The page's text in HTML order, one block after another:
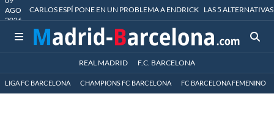
AGO
2026
CARLOS ESPÍ PONE EN UN PROBLEMA A ENDRICK LAS 5
REAL MADRID F.C. BARCELONA
LIGA FC BARCELONA CHAMPIONS FC BARCELONA FC BARCELONA FEMENINO